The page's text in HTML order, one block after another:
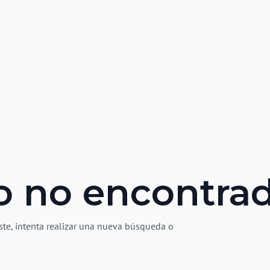
no
intenta realizar una nueva búsqueda o